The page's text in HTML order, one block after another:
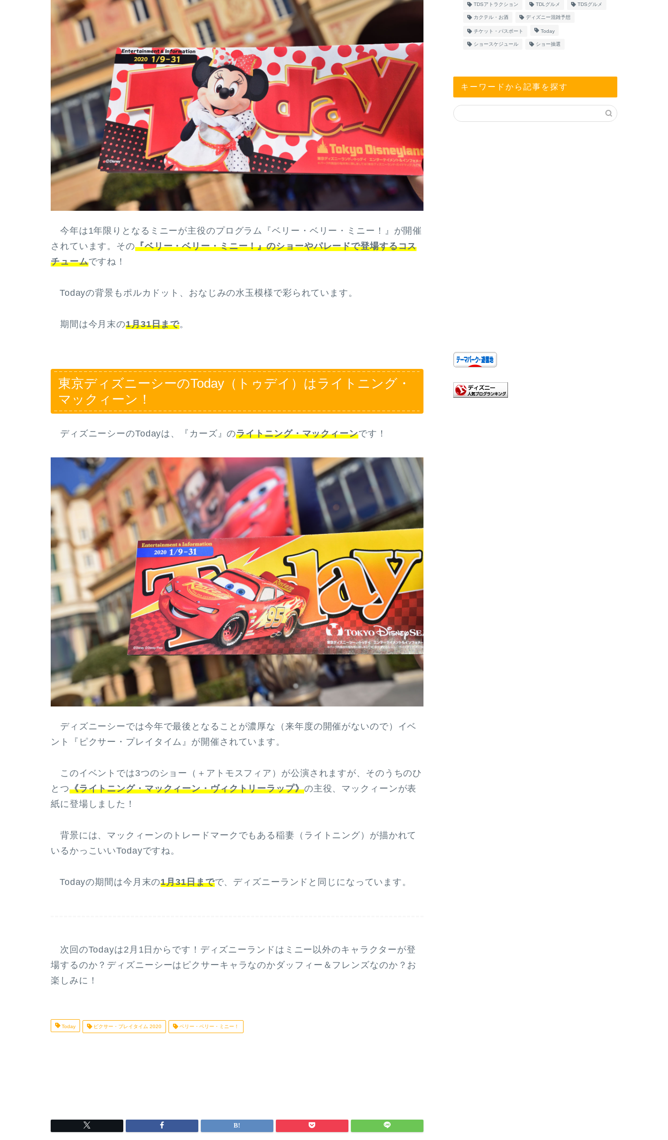
今年は1年限りとなるミニーが主役のプログラム『ベリー・ベリー・ミニー！』が開催
されています。その『ベリー・ベリー・ミニー！』のショーやパレードで登場するコス
チュームですね！
Todayの背景もポルカドット、おなじみの水玉模様で彩られています。
期間は今月末の1月31日まで。
東京ディズニーシーのToday（トゥデイ）はライトニング・
マックィーン！
ディズニーシーのTodayは、『カーズ』のライトニング・マックィーンです！
ディズニーシーでは今年で最後となることが濃厚な（来年度の開催がないので）イベ
ント『ピクサー・プレイタイム』が開催されています。
このイベントでは3つのショー（＋アトモスフィア）が公演されますが、そのうちのひ
とつ《ライトニング・マックィーン・ヴィクトリーラップ》の主役、マックィーンが表
紙に登場しました！
背景には、マックィーンのトレードマークでもある稲妻（ライトニング）が描かれて
いるかっこいいTodayですね。
Todayの期間は今月末の1月31日までで、ディズニーランドと同じになっています。
次回のTodayは2月1日からです！ディズニーランドはミニー以外のキャラクターが登
場するのか？ディズニーシーはピクサーキャラなのかダッフィー＆フレンズなのか？お
楽しみに！
Today ピクサー・プレイタイム 2020 ベリー・ベリー・ミニー！
TDSアトラクション TDLグルメ TDSグルメ
カクテル・お酒 ディズニー混雑予想
チケット・パスポート Today
ショースケジュール ショー抽選
キーワードから記事を探す